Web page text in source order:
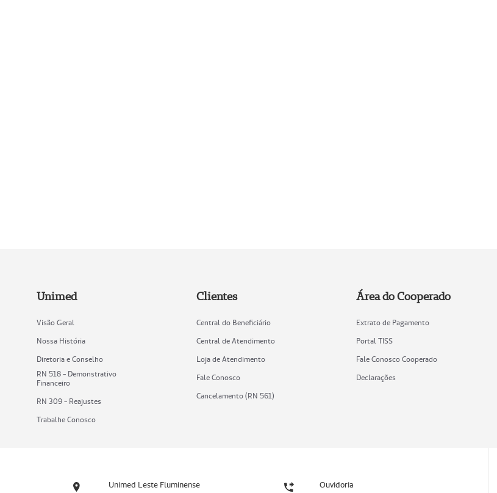
Unimed
Visão Geral
Nossa História
Diretoria e Conselho
RN 518 - Demonstrativo
Financeiro
RN 309 - Reajustes
Trabalhe Conosco
Clientes
Central do Beneficiário
Central de Atendimento
Loja de Atendimento
Fale Conosco
Cancelamento (RN 561)
Área do Cooperado
Extrato de Pagamento
Portal TISS
Fale Conosco Cooperado
Declarações
Unimed Leste Fluminense Ouvidoria